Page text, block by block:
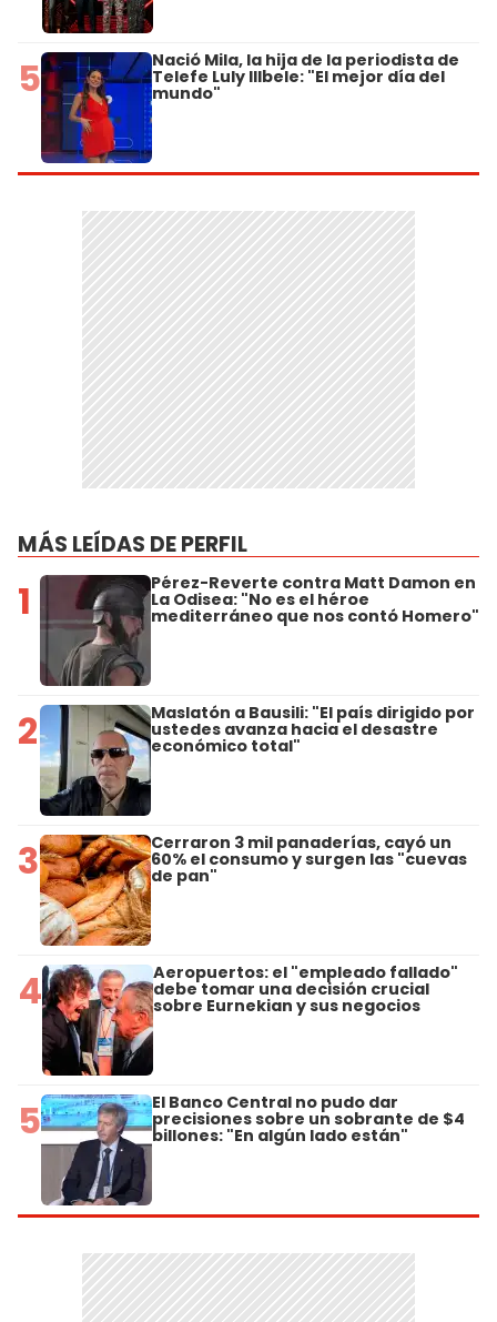
5 Nació Mila, la hija de la periodista de
Telefe Luly Illbele: "El mejor día del
mundo"
MÁS LEÍDAS DE PERFIL
1 Pérez-Reverte contra Matt Damon en
La Odisea: "No es el héroe
mediterráneo que nos contó Homero"
2 Maslatón a Bausili: "El país dirigido por
ustedes avanza hacia el desastre
económico total"
3 Cerraron 3 mil panaderías, cayó un
60% el consumo y surgen las "cuevas
de pan"
4 Aeropuertos: el "empleado fallado"
debe tomar una decisión crucial
sobre Eurnekian y sus negocios
5 El Banco Central no pudo dar
precisiones sobre un sobrante de $4
billones: "En algún lado están"